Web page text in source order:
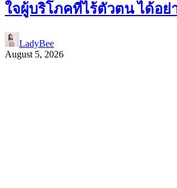
ใจผู้บริโภคที่ไร้ตัวตน ได้อย่
LadyBee
August 5, 2026